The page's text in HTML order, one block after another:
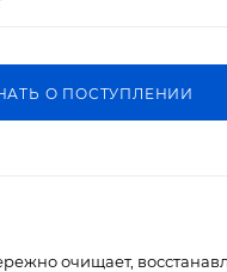
О ПОСТУПЛЕНИИ
очищает,